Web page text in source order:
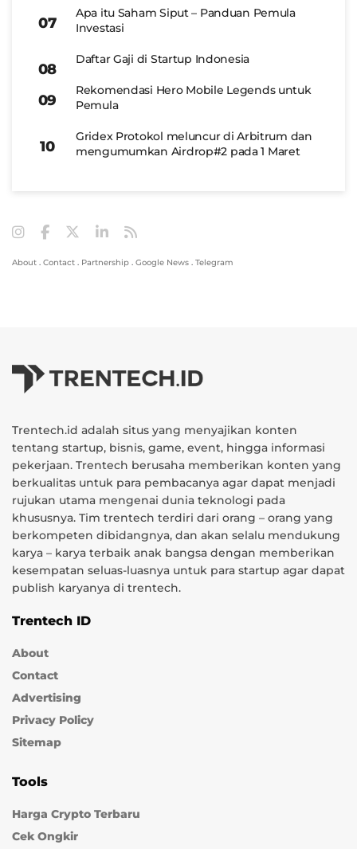
Apa itu Saham Siput – Panduan Pemula
Investasi
Daftar Gaji di Startup Indonesia
Rekomendasi Hero Mobile Legends untuk
Pemula
Gridex Protokol meluncur di Arbitrum dan
mengumumkan Airdrop#2 pada 1 Maret
About . Contact . Partnership . Google News . Telegram
Trentech.id adalah situs yang menyajikan konten
tentang startup, bisnis, game, event, hingga informasi
pekerjaan. Trentech berusaha memberikan konten yang
berkualitas untuk para pembacanya agar dapat menjadi
rujukan utama mengenai dunia teknologi pada
khususnya. Tim trentech terdiri dari orang – orang yang
berkompeten dibidangnya, dan akan selalu mendukung
karya – karya terbaik anak bangsa dengan memberikan
kesempatan seluas-luasnya untuk para startup agar dapat
publish karyanya di trentech.
Trentech ID
About
Contact
Advertising
Privacy Policy
Sitemap
Tools
Harga Crypto Terbaru
Cek Ongkir